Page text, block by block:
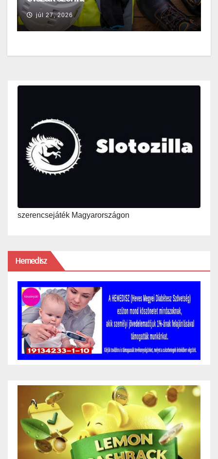
júl 27, 2026
szerencsejáték Magyarországon
Hemedisz